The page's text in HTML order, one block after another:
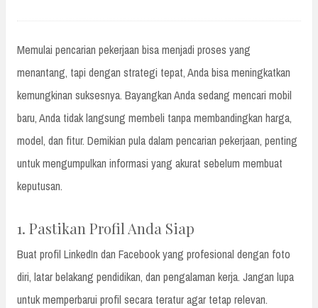
Memulai pencarian pekerjaan bisa menjadi proses yang
menantang, tapi dengan strategi tepat, Anda bisa meningkatkan
kemungkinan suksesnya. Bayangkan Anda sedang mencari mobil
baru, Anda tidak langsung membeli tanpa membandingkan harga,
model, dan fitur. Demikian pula dalam pencarian pekerjaan, penting
untuk mengumpulkan informasi yang akurat sebelum membuat
keputusan.
1. Pastikan Profil Anda Siap
Buat profil LinkedIn dan Facebook yang profesional dengan foto
diri, latar belakang pendidikan, dan pengalaman kerja. Jangan lupa
untuk memperbarui profil secara teratur agar tetap relevan.